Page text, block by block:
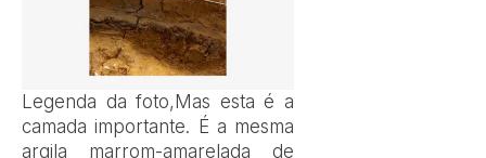
Legenda da foto,Mas esta é a
camada importante. É a mesma
argila marrom-amarelada de